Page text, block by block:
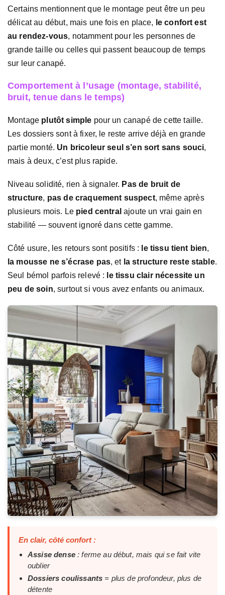
Certains mentionnent que le montage peut être un peu
délicat au début, mais une fois en place, le confort est
au rendez-vous, notamment pour les personnes de
grande taille ou celles qui passent beaucoup de temps
sur leur canapé.
Comportement à l’usage (montage, stabilité,
bruit, tenue dans le temps)
Montage plutôt simple pour un canapé de cette taille.
Les dossiers sont à fixer, le reste arrive déjà en grande
partie monté. Un bricoleur seul s’en sort sans souci,
mais à deux, c’est plus rapide.
Niveau solidité, rien à signaler. Pas de bruit de
structure, pas de craquement suspect, même après
plusieurs mois. Le pied central ajoute un vrai gain en
stabilité — souvent ignoré dans cette gamme.
Côté usure, les retours sont positifs : le tissu tient bien,
la mousse ne s’écrase pas, et la structure reste stable.
Seul bémol parfois relevé : le tissu clair nécessite un
peu de soin, surtout si vous avez enfants ou animaux.
En clair, côté confort :
Assise dense: ferme au début, mais qui se fait vite
oublier
Dossiers coulissants = plus de profondeur, plus de
détente